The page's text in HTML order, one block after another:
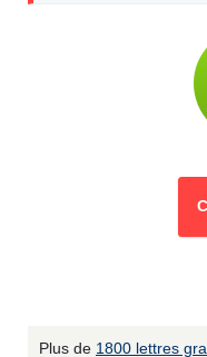
Plus de 1800 lettres